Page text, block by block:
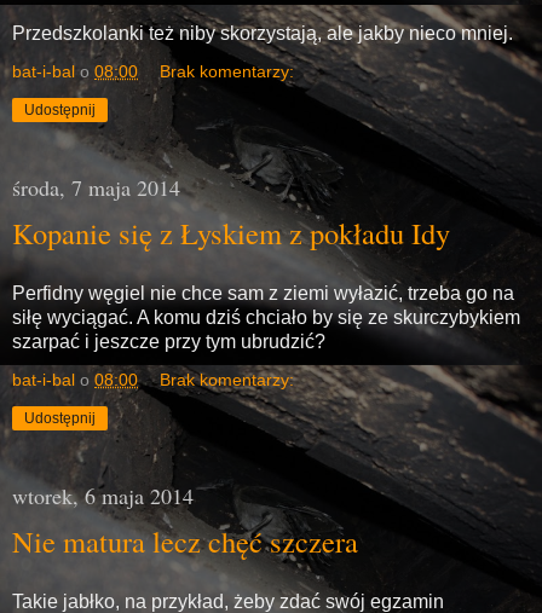
Przedszkolanki też niby skorzystają, ale jakby nieco mniej.
bat-i-bal o 08:00 Brak komentarzy:
Udostępnij
środa, 7 maja 2014
Kopanie się z Łyskiem z pokładu Idy
Perfidny węgiel nie chce sam z ziemi wyłazić, trzeba go na
siłę wyciągać. A komu dziś chciało by się ze skurczybykiem
szarpać i jeszcze przy tym ubrudzić?
bat-i-bal o 08:00 Brak komentarzy:
Udostępnij
wtorek, 6 maja 2014
Nie matura lecz chęć szczera
Takie jabłko, na przykład, żeby zdać swój egzamin